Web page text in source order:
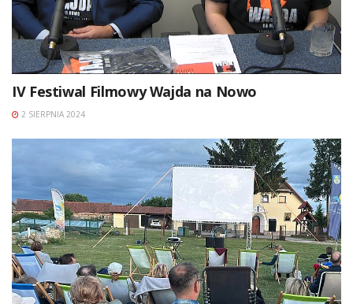
IV Festiwal Filmowy Wajda na Nowo
2 SIERPNIA 2024